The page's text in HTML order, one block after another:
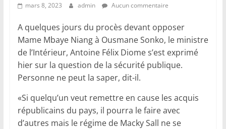
mars 8, 2023 admin Aucun commentaire
A quelques jours du procès devant opposer
Mame Mbaye Niang à Ousmane Sonko, le ministre
de l’Intérieur, Antoine Félix Diome s’est exprimé
hier sur la question de la sécurité publique.
Personne ne peut la saper, dit-il.
«Si quelqu’un veut remettre en cause les acquis
républicains du pays, il pourra le faire avec
d’autres mais le régime de Macky Sall ne se